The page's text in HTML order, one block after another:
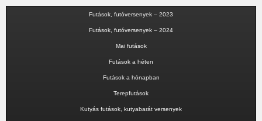
Futások, futóversenyek – 2023
Futások, futóversenyek – 2024
Mai futások
Futások a héten
Futások a hónapban
Terepfutások
Kutyás futások, kutyabarát versenyek